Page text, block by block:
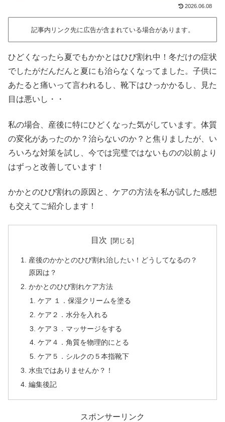
2026.06.08
記事内リンク先に広告が含まれている場合があります。
ひどくなったら夏でもかかとはひび割れ中！冬だけの症状
でしたがだんだんと夏にも治らなくなってました。子供に
あたると痛いって言われるし、靴下はひっかかるし、見た
目は悪いし・・
私の場合、産後に特にひどくなった気がしています。体質
の変化があったのか？治らないのか？と焦りましたが、い
ろいろな対策を試し、今では完璧ではないものの以前より
はずっと改善しています！
かかとのひび割れの原因と、ケアの方法を私が試した感想
も交えてご紹介します！
目次
産後のかかとのひび割れ治したい！どうしてなるの？
原因は？
かかとのひび割れケア方法
ケア １．保湿クリームを塗る
ケア２．水分を入れる
ケア３．マッサージをする
ケア４．角質を物理的にとる
ケア５．シルクの５本指靴下
水虫ではありませんか？！
編集後記
スポンサーリンク